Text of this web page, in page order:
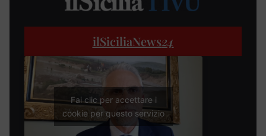
ilSiciliaNews24
Fai clic per accettare i
cookie per questo servizio